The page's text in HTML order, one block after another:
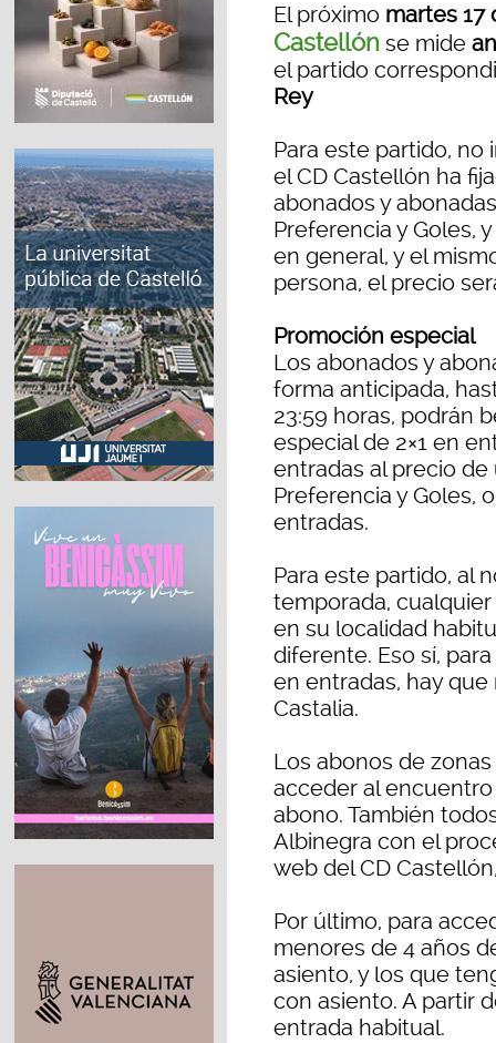
El próximo martes 17
Castellón se mide
el partido
Rey
Para este partido,
el CD Castellón ha
abonados y
Preferencia y Goles,
en general, y el
persona, el precio
Promoción especial
Los abonados y
forma anticipada,
23:59 horas, podrán
especial de 2×1 en
entradas al precio
Preferencia y Goles,
entradas.
Para este partido, al
temporada,
en su localidad
diferente. Eso sí,
en entradas, hay
Castalia.
Los abonos de zonas
acceder al
abono. También
Albinegra con el
web del CD
Por último, para
menores de 4 años
asiento, y los que
con asiento. A partir
entrada habitual.